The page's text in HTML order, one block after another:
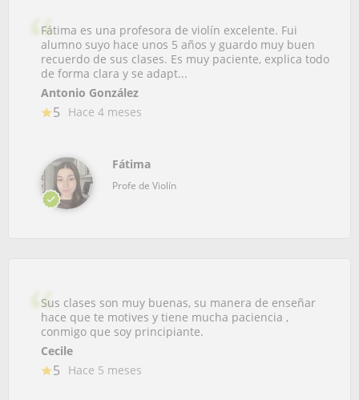
Fátima es una profesora de violín excelente. Fui
alumno suyo hace unos 5 años y guardo muy buen
recuerdo de sus clases. Es muy paciente, explica todo
de forma clara y se adapt...
Antonio González
5 Hace 4 meses
Fátima
Profe de Violín
Sus clases son muy buenas, su manera de enseñar
hace que te motives y tiene mucha paciencia ,
conmigo que soy principiante.
Cecile
5 Hace 5 meses